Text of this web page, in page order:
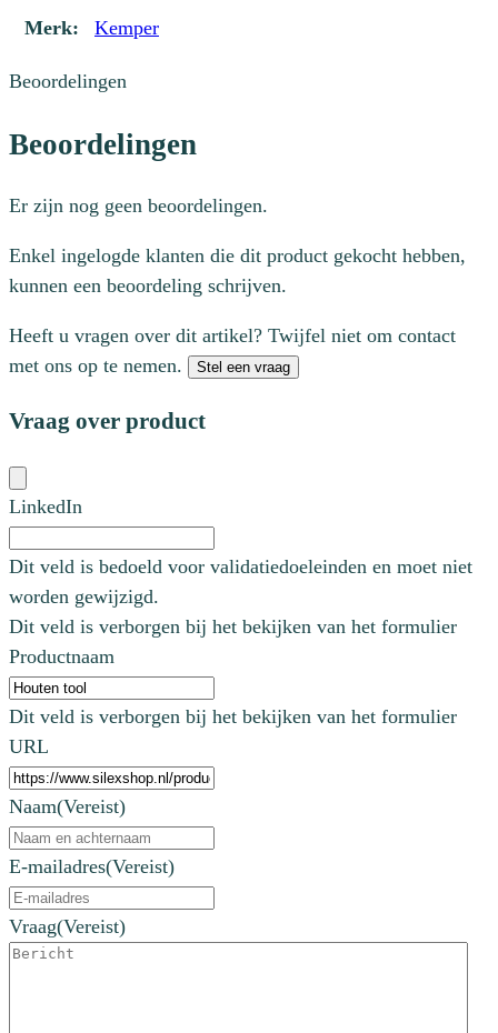
Merk: Kemper
Beoordelingen
Beoordelingen
Er zijn nog geen beoordelingen.
Enkel ingelogde klanten die dit product gekocht hebben,
kunnen een beoordeling schrijven.
Heeft u vragen over dit artikel? Twijfel niet om contact
met ons op te nemen.
Stel een vraag
Vraag over product
LinkedIn
Dit veld is bedoeld voor validatiedoeleinden en moet niet
worden gewijzigd.
Dit veld is verborgen bij het bekijken van het formulier
Productnaam
Dit veld is verborgen bij het bekijken van het formulier
URL
Naam(Vereist)
E-mailadres(Vereist)
Vraag(Vereist)